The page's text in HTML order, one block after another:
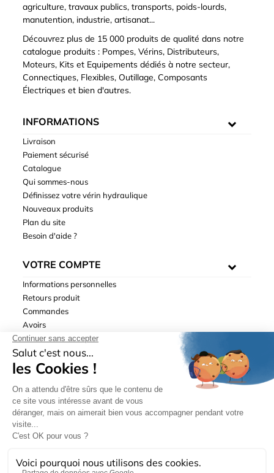
agriculture, travaux publics, transports, poids-lourds,
manutention, industrie, artisanat...
Découvrez plus de 15 000 produits de qualité dans notre
catalogue produits : Pompes, Vérins, Distributeurs,
Moteurs, Kits et Equipements dédiés à notre secteur,
Connectiques, Flexibles, Outillage, Composants
Électriques et bien d'autres.
INFORMATIONS
Livraison
Paiement sécurisé
Catalogue
Qui sommes-nous
Définissez votre vérin hydraulique
Nouveaux produits
Plan du site
Besoin d'aide ?
VOTRE COMPTE
Informations personnelles
Retours produit
Commandes
Avoirs
Adresses
Bons de réduction
de ventes| © Hydrodis 2003-2026. Tous droits réservés